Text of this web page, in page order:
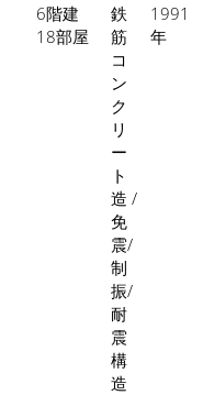
6階建
18部屋
鉄
筋
コ
ン
ク
リ
ー
ト
造 /
免
震/
制
振/
耐
震
構
造
1991
年